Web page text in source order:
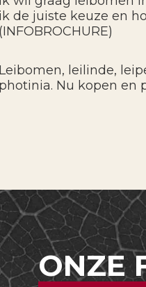
ik de juiste keuze en
(INFOBROCHURE)
Leibomen, leilinde,
photinia. Nu kopen en
ONZE